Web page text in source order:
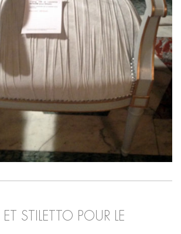
STILETTO POUR LE